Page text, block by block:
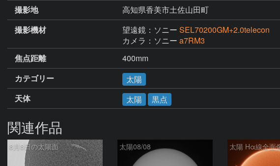
撮影地
高知県香美市土佐山田町
撮影機材
望遠鏡：ソニー SEL70200GM+2.0telecon
カメラ：ソニー a7RM3
焦点距離
400mm
カテゴリー
太陽
天体
太陽 黒点
関連作品
8月8日の太陽面 太陽08/08